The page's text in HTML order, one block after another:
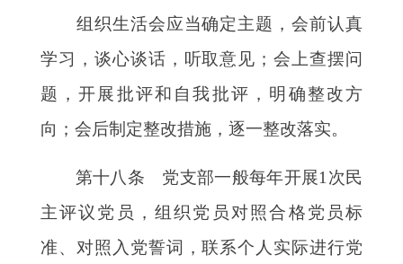
组织生活会应当确定主题，会前认真
学习，谈心谈话，听取意见；会上查摆问
题，开展批评和自我批评，明确整改方
向；会后制定整改措施，逐一整改落实。
第十八条 党支部一般每年开展1次民
主评议党员，组织党员对照合格党员标
准、对照入党誓词，联系个人实际进行党